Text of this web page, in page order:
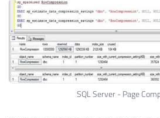
SQL Server - Page